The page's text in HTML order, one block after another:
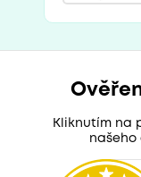
Kliknutím na
našeho